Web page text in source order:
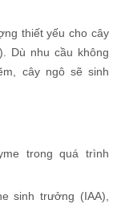
thiết yếu cho cây
Dù nhu cầu không
cây ngô sẽ sinh
trong quá trình
sinh trưởng (IAA),